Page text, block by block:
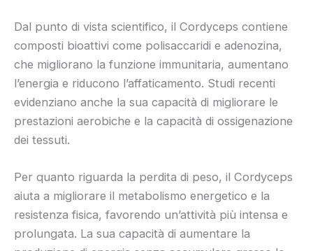
Dal punto di vista scientifico, il Cordyceps contiene
composti bioattivi come polisaccaridi e adenozina,
che migliorano la funzione immunitaria, aumentano
l’energia e riducono l’affaticamento. Studi recenti
evidenziano anche la sua capacità di migliorare le
prestazioni aerobiche e la capacità di ossigenazione
dei tessuti.
Per quanto riguarda la perdita di peso, il Cordyceps
aiuta a migliorare il metabolismo energetico e la
resistenza fisica, favorendo un’attività più intensa e
prolungata. La sua capacità di aumentare la